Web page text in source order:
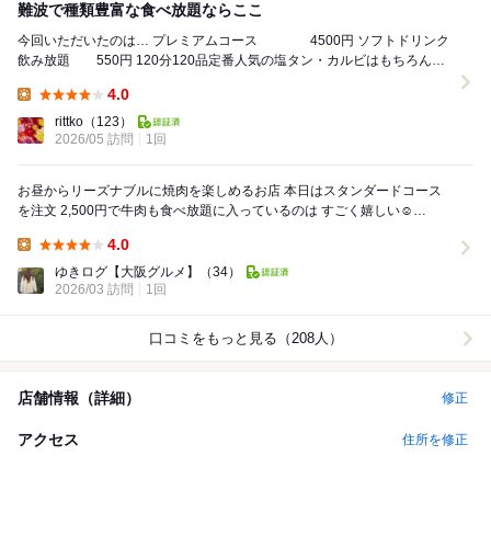
難波で種類豊富な食べ放題ならここ
今回いただいたのは… プレミアムコース 4500円 ソフトドリンク
飲み放題 550円 120分120品定番人気の塩タン・カルビはもちろん、
4.0
rittko （123）
2026/05 訪問
1回
お昼からリーズナブルに焼肉を楽しめるお店 本日はスタンダードコース
を注文 2,500円で牛肉も食べ放題に入っているのは すごく嬉しい☺️
4.0
ゆきログ【大阪グルメ】
（34）
2026/03 訪問
1回
口コミをもっと見る（208人）
店舗情報（詳細） 修正
アクセス 住所を修正